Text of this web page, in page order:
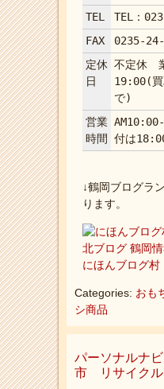
TEL
TEL：
FAX
0235-
定休
日
不定休
19:00(買
で)
営業
時間
付は
↓鶴岡ブログラ
ります。
にほんブログ村
Categories: おも
シ商品
パーソナルナ
市 リサイクル